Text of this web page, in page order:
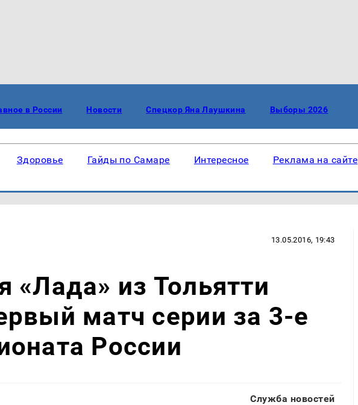
в России Новости Спецкор Яна Лаушкина Выборы 2026
Здоровье Гайды по Самаре Интересное Реклама на сайте
13.05.2016, 19:43
«Лада» из Тольятти
матч серии за 3-е
России
Служба новостей